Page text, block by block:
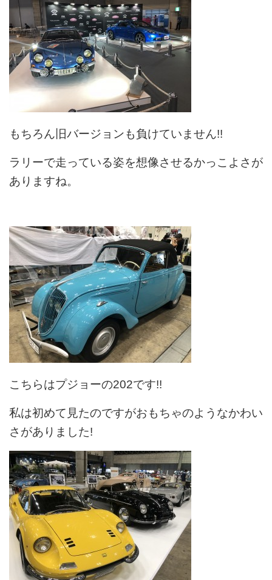
もちろん旧バージョンも負けていません!!
ラリーで走っている姿を想像させるかっこよさが
ありますね。
こちらはプジョーの202です!!
私は初めて見たのですがおもちゃのようなかわい
さがありました!